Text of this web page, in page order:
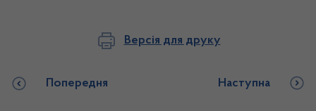
Версія для друку
Попередня Наступна